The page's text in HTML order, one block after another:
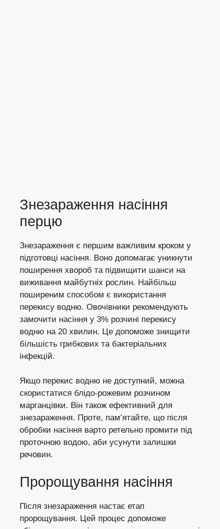
Знезараження насіння
перцю
Знезараження є першим важливим кроком у
підготовці насіння. Воно допомагає уникнути
поширення хвороб та підвищити шанси на
виживання майбутніх рослин. Найбільш
поширеним способом є використання
перекису водню. Овочівники рекомендують
замочити насіння у 3% розчині перекису
водню на 20 хвилин. Це допоможе знищити
більшість грибкових та бактеріальних
інфекцій.
Якщо перекис водню не доступний, можна
скористатися блідо-рожевим розчином
марганцівки. Він також ефективний для
знезараження. Проте, пам’ятайте, що після
обробки насіння варто ретельно промити під
проточною водою, аби усунути залишки
речовин.
Пророщування насіння
Після знезараження настає етап
пророщування. Цей процес допоможе